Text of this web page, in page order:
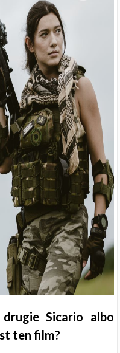
Sicario albo
ten film?